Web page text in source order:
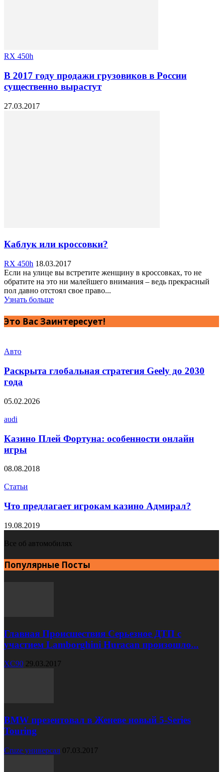
RX 450h
В 2017 году продажи грузовиков в России
существенно вырастут
27.03.2017
Каблук или кроссовки?
RX 450h 18.03.2017
Если на улице вы встретите женщину в кроссовках, то не
обратите на это ни малейшего внимания – ведь прекрасный
пол давно отстоял свое право...
Узнать больше
Это Вас Заинтересует!
Авто
Раскрыта глобальная стратегия Geely до 2030
года
05.02.2026
audi
Казино Плей Фортуна: особенности онлайн
игры
08.08.2018
Статьи
Что предлагает игрокам казино Адмирал?
19.08.2019
Все об автомобилях
Популярные Посты
Главная Происшествия Серьезное ДТП с
участием Lamborghini Huracan произошло...
XC90 29.03.2017
BMW презентовал в Женеве новый 5-Series
Touring
Cruze универсал 07.03.2017